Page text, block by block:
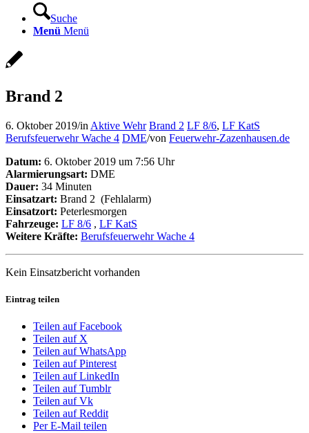
Suche
Menü Menü
Brand 2
6. Oktober 2019/in Aktive Wehr Brand 2 LF 8/6, LF KatS
Berufsfeuerwehr Wache 4 DME/von Feuerwehr-Zazenhausen.de
Datum: 6. Oktober 2019 um 7:56 Uhr
Alarmierungsart: DME
Dauer: 34 Minuten
Einsatzart: Brand 2 (Fehlalarm)
Einsatzort: Peterlesmorgen
Fahrzeuge: LF 8/6 , LF KatS
Weitere Kräfte: Berufsfeuerwehr Wache 4
Kein Einsatzbericht vorhanden
Eintrag teilen
Teilen auf Facebook
Teilen auf X
Teilen auf WhatsApp
Teilen auf Pinterest
Teilen auf LinkedIn
Teilen auf Tumblr
Teilen auf Vk
Teilen auf Reddit
Per E-Mail teilen